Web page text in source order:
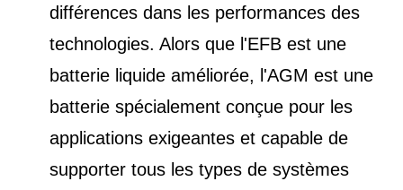
différences dans les performances des
technologies. Alors que l'EFB est une
batterie liquide améliorée, l'AGM est une
batterie spécialement conçue pour les
applications exigeantes et capable de
supporter tous les types de systèmes